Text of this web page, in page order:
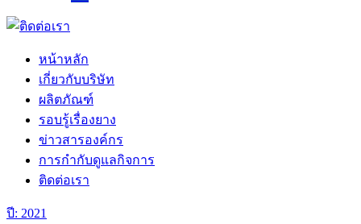
ติดต่อ
หน้าหลัก
เกี่ยวกับบริษัท
ผลิตภัณฑ์
รอบรู้เรื่องยาง
ข่าวสารองค์กร
การกำกับดูแลกิจการ
ติดต่อเรา
ปี: 2021